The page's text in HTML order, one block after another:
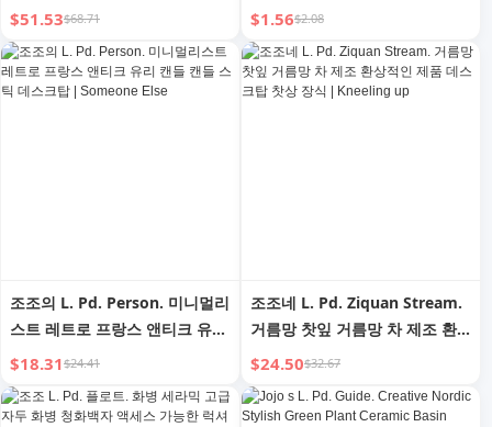
$51.53$68.71 $1.56$2.08
조조의 L. Pd. Person. 미니멀리
스트 레트로 프랑스 앤티크 유리
캔들 캔들 스틱 데스크탑 |
Someone Else
$18.31$24.41
조조네 L. Pd. Ziquan Stream.
거름망 찻잎 거름망 차 제조 환
상적인 제품 데스크탑 찻상 장식
| Kneeling up
$24.50$32.67